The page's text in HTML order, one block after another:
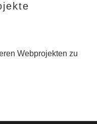
Webprojekten zu